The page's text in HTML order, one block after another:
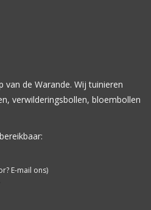
van de Warande. Wij tuinieren
verwilderingsbollen, bloembollen
E-mail ons)